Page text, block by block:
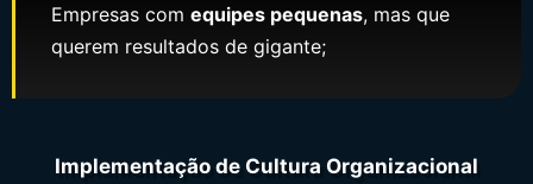
Empresas com equipes pequenas, mas que
querem resultados de gigante;
Implementação de Cultura Organizacional